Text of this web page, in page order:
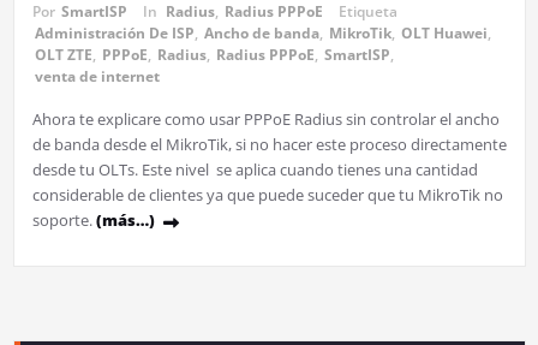
Por SmartISP In Radius, Radius PPPoE
Etiqueta
Administración De ISP, Ancho de banda, MikroTik, OLT Huawei,
OLT ZTE, PPPoE, Radius, Radius PPPoE, SmartISP,
venta de internet
Ahora te explicare como usar PPPoE Radius sin controlar el ancho
de banda desde el MikroTik, si no hacer este proceso directamente
desde tu OLTs. Este nivel se aplica cuando tienes una cantidad
considerable de clientes ya que puede suceder que tu MikroTik no
soporte.(más…)